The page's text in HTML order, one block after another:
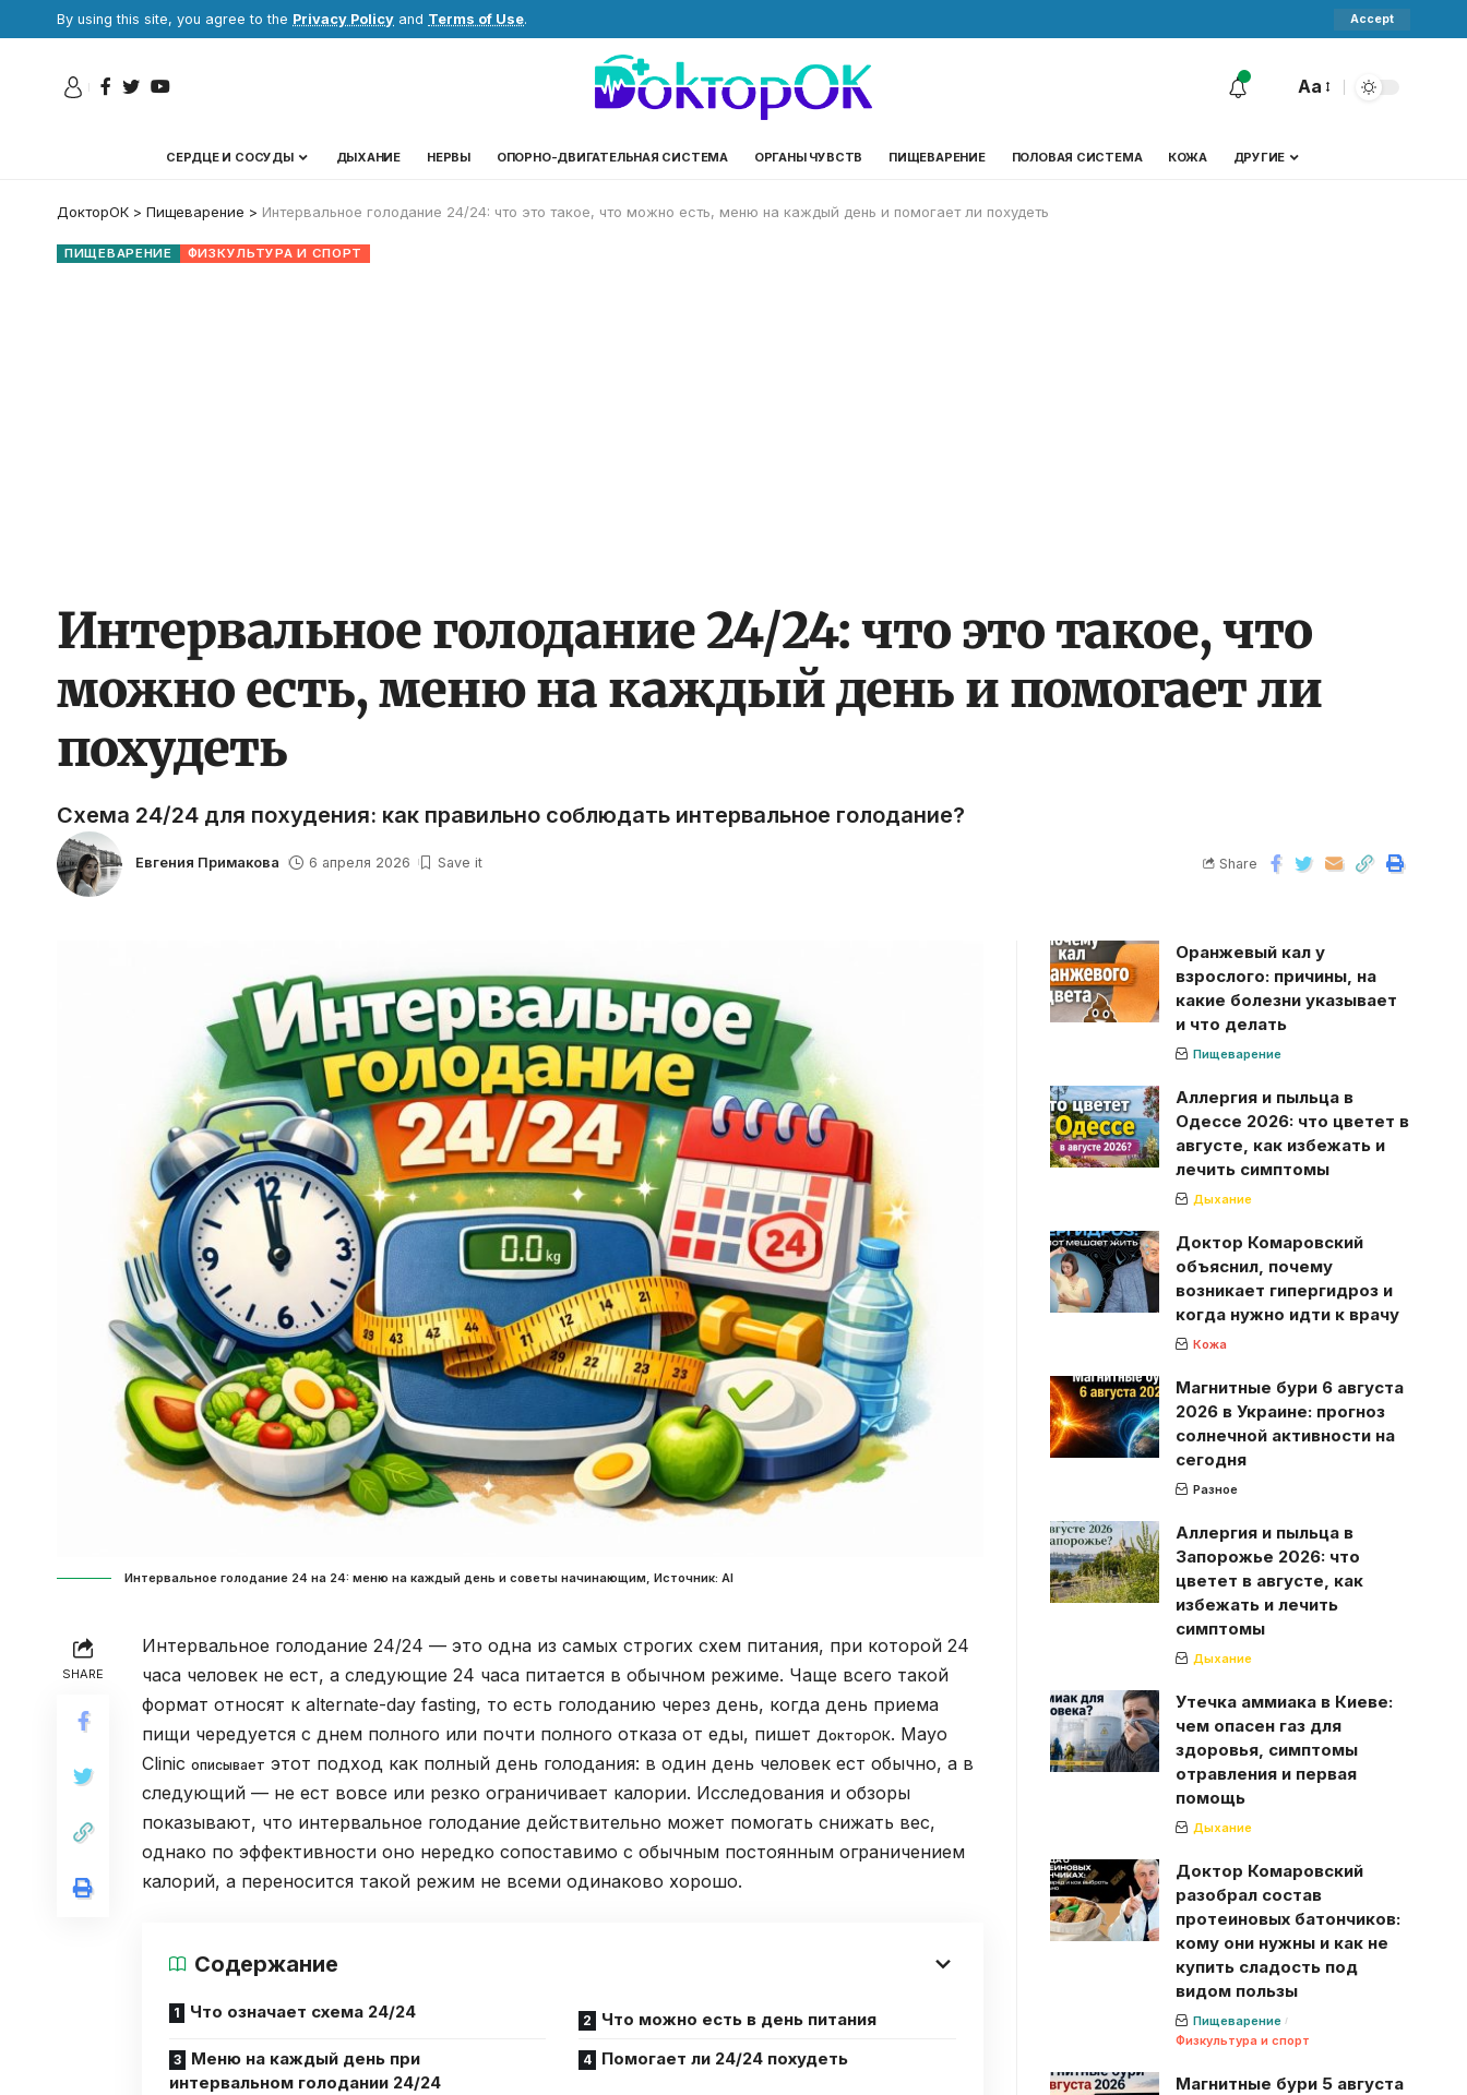
By using this site, you agree to the Privacy Policy and Terms of Use. Accept
Aa
СЕРДЦЕ И СОСУДЫ ДЫХАНИЕ НЕРВЫ ОПОРНО-ДВИГАТЕЛЬНАЯ СИСТЕМА ОРГАНЫ ЧУВСТВ ПИЩЕВАРЕНИЕ ПОЛОВАЯ СИСТЕМА КОЖА ДРУГИЕ
ДокторОК > Пищеварение > Интервальное голодание 24/24: что это такое, что можно есть, меню на каждый день и помогает ли похудеть
ПИЩЕВАРЕНИЕ ФИЗКУЛЬТУРА И СПОРТ
Интервальное голодание 24/24: что это такое, что
можно есть, меню на каждый день и помогает ли
похудеть
Схема 24/24 для похудения: как правильно соблюдать интервальное голодание?
Евгения Примакова 6 апреля 2026 Share
Интервальное голодание 24 на 24: меню на каждый день и советы начинающим, Источник: Al
SHARE
Интервальное голодание 24/24 — это одна из самых строгих схем питания, при которой 24
часа человек не ест, а следующие 24 часа питается в обычном режиме. Чаще всего такой
формат относят к alternate-day fasting, то есть голоданию через день, когда день приема
пищи чередуется с днем полного или почти полного отказа от еды, пишет ДокторОК. Mayo
Clinic описывает этот подход как полный день голодания: в один день человек ест обычно, а в
следующий — не ест вовсе или резко ограничивает калории. Исследования и обзоры
показывают, что интервальное голодание действительно может помогать снижать вес,
однако по эффективности оно нередко сопоставимо с обычным постоянным ограничением
калорий, а переносится такой режим не всеми одинаково хорошо.
Содержание
Что означает схема 24/24
Что можно есть в день питания
Меню на каждый день при
интервальном голодании 24/24
Помогает ли 24/24 похудеть
Оранжевый кал у
взрослого: причины, на
какие болезни указывает
и что делать
Пищеварение
Аллергия и пыльца в
Одессе 2026: что цветет в
августе, как избежать и
лечить симптомы
Дыхание
Доктор Комаровский
объяснил, почему
возникает гипергидроз и
когда нужно идти к врачу
Кожа
Магнитные бури 6 августа
2026 в Украине: прогноз
солнечной активности на
сегодня
Разное
Аллергия и пыльца в
Запорожье 2026: что
цветет в августе, как
избежать и лечить
симптомы
Дыхание
Утечка аммиака в Киеве:
чем опасен газ для
здоровья, симптомы
отравления и первая
помощь
Дыхание
Доктор Комаровский
разобрал состав
протеиновых батончиков:
кому они нужны и как не
купить сладость под
видом пользы
Пищеварение
Физкультура и спорт
Магнитные бури 5 августа